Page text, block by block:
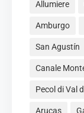
Allumiere
Amburgo
San Agustín
Canale
Pecol di Val
Arucas